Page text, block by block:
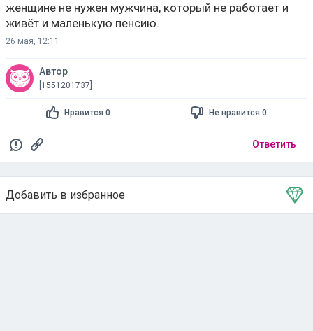
женщине не нужен мужчина, который не работает и
живёт и маленькую пенсию.
26 мая, 12:11
Автор
[1551201737]
Нравится 0 Не нравится 0
Ответить
Добавить в избранное
Тема в избранном